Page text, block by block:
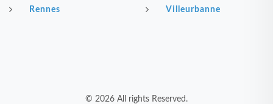
Rennes Villeurbanne
© 2026 All rights Reserved.